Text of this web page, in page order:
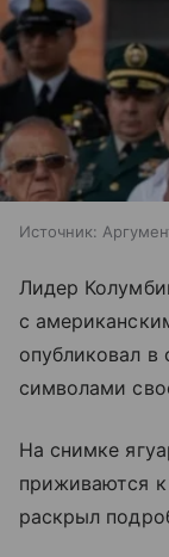
Источник:
Лидер
с
опубликовал в
символами
На снимке
приживаются
раскрыл